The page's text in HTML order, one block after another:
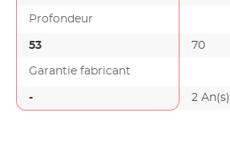
Profondeur
53 70
Garantie fabricant
- 2 An(s)